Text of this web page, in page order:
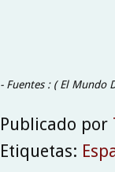
- Fuentes : ( El Mundo
Publicado por
Etiquetas: